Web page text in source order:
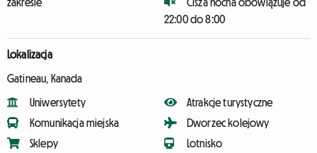
22:00 do 8:00
Lokalizacja
Gatineau, Kanada
Uniwersytety
Komunikacja miejska
Sklepy
Atrakcje turystyczne
Dworzec kolejowy
Lotnisko